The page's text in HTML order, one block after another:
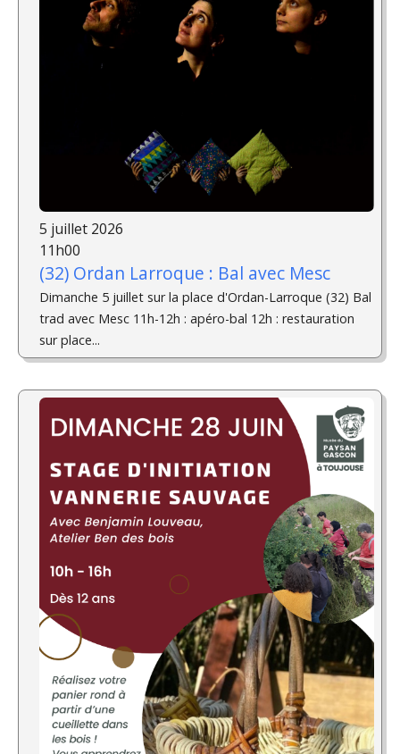
5 juillet 2026
11h00
(32) Ordan Larroque : Bal avec Mesc
Dimanche 5 juillet sur la place d'Ordan-Larroque (32) Bal
trad avec Mesc 11h-12h : apéro-bal 12h : restauration
sur place...